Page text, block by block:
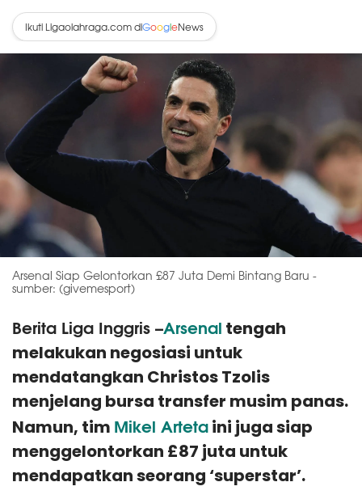
Ikuti Ligaolahraga.com diGoogleNews
Arsenal Siap Gelontorkan £87 Juta Demi Bintang Baru -
sumber: (givemesport)
Berita Liga Inggris –Arsenal tengah
melakukan negosiasi untuk
mendatangkan Christos Tzolis
menjelang bursa transfer musim panas.
Namun, tim Mikel Artetaini juga siap
menggelontorkan £87 juta untuk
mendapatkan seorang ‘superstar’.